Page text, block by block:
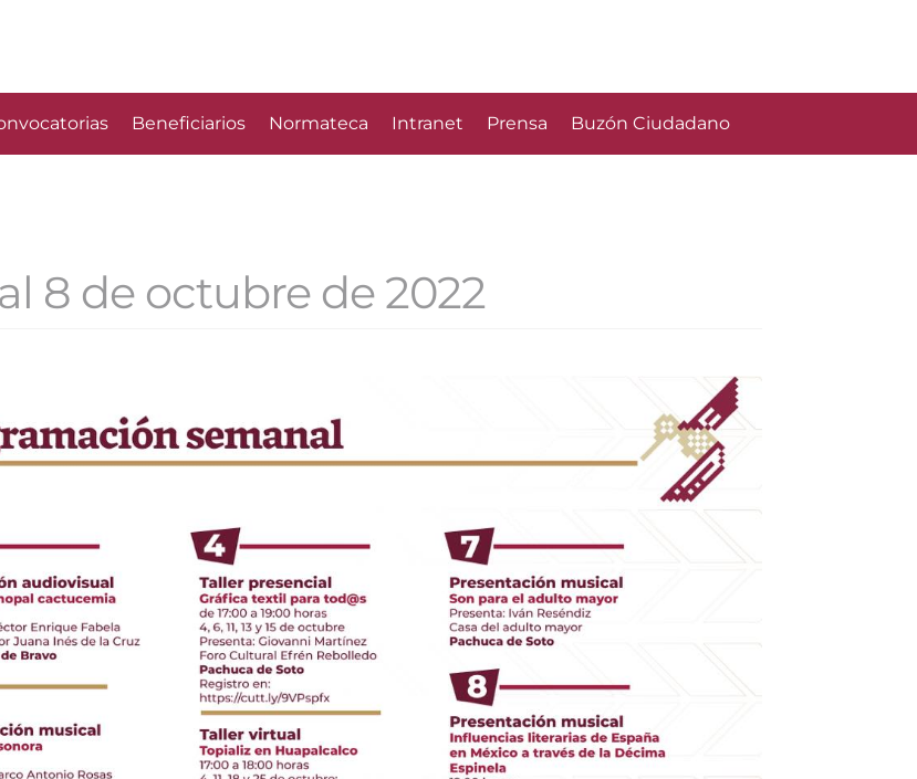
Beneficiarios Normateca Intranet Prensa Buzón Ciudadano
8 de octubre de 2022